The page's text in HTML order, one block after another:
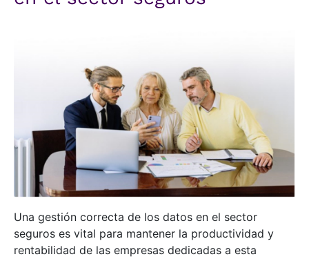
Una gestión correcta de los datos en el sector
seguros es vital para mantener la productividad y
rentabilidad de las empresas dedicadas a esta